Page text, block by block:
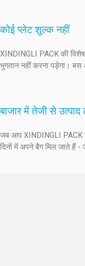
कोई प्लेट शुल्क नहीं
XINDINGLI PACK की
भुगतान नहीं करना पड़ेगा।
बाजार में तेजी से
जब आप XINDINGLI PACK
दिनों में अपने बैग मिल जाते हैं -